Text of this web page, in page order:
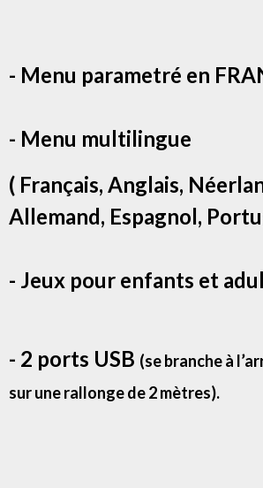
- Menu parametré en
- Menu multilingue
( Français, Anglais,
Allemand, Espagnol,
- Jeux pour enfants et
- 2 ports USB (se branche à
sur une rallonge de 2 mètres).